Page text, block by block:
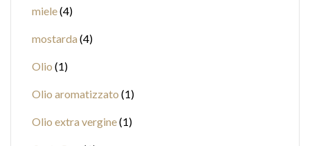
miele 4
mostarda 4
Olio 1
Olio aromatizzato 1
Olio extra vergine 1